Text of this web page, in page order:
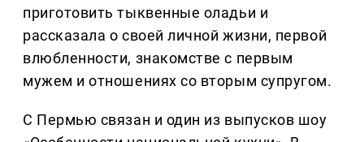
приготовить тыквенные оладьи и
рассказала о своей личной жизни, первой
влюбленности, знакомстве с первым
мужем и отношениях со вторым супругом.
С Пермью связан и один из выпусков шоу